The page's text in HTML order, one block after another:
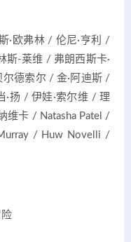
·欧弗林 / 伦尼·亨利 /
斯-莱维 / 弗朗西斯卡·
尔德索尔 / 金·阿迪斯 /
·扬 / 伊娃·索尔维 / 理
维卡 / Natasha Patel /
/ Huw Novelli /